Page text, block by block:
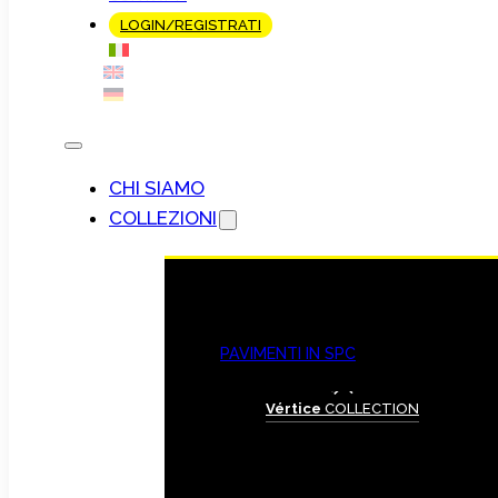
LOGIN/REGISTRATI
CHI SIAMO
COLLEZIONI
PAVIMENTI IN SPC
Vértice COLLECTION